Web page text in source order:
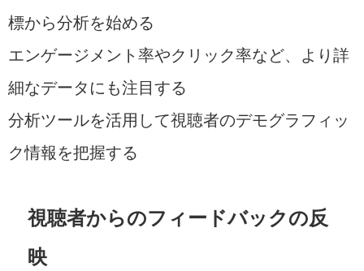
標から分析を始める
エンゲージメント率やクリック率など、より詳
細なデータにも注目する
分析ツールを活用して視聴者のデモグラフィッ
ク情報を把握する
視聴者からのフィードバックの反
映